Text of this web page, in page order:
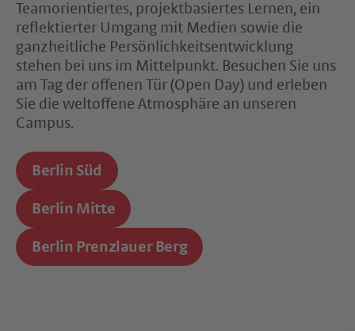
Teamorientiertes, projektbasiertes Lernen, ein
reflektierter Umgang mit Medien sowie die
ganzheitliche Persönlichkeitsentwicklung
stehen bei uns im Mittelpunkt. Besuchen Sie uns
am Tag der offenen Tür (Open Day) und erleben
Sie die weltoffene Atmosphäre an unseren
Campus.
Berlin Süd
Berlin Mitte
Berlin Prenzlauer Berg